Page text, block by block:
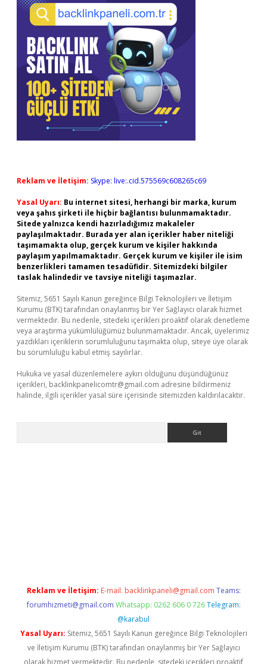
Reklam ve İletişim: Skype: live:.cid.575569c608265c69
Yasal Uyarı: Bu internet sitesi, herhangi bir marka, kurum
veya şahıs şirketi ile hiçbir bağlantısı bulunmamaktadır.
Sitede yalnızca kendi hazırladığımız makaleler
paylaşılmaktadır. Burada yer alan içerikler haber niteliği
taşımamakta olup, gerçek kurum ve kişiler hakkında
paylaşım yapılmamaktadır. Gerçek kurum ve kişiler ile isim
benzerlikleri tamamen tesadüfidir. Sitemizdeki bilgiler
taslak halindedir ve tavsiye niteliği taşımazlar.
Sitemiz, 5651 Sayılı Kanun gereğince Bilgi Teknolojileri ve İletişim
Kurumu (BTK) tarafından onaylanmış bir Yer Sağlayıcı olarak hizmet
vermektedir. Bu nedenle, sitedeki içerikleri proaktif olarak denetleme
veya araştırma yükümlülüğümüz bulunmamaktadır. Ancak, üyelerimiz
yazdıkları içeriklerin sorumluluğunu taşımakta olup, siteye üye olarak
bu sorumluluğu kabul etmiş sayılırlar.
Hukuka ve yasal düzenlemelere aykırı olduğunu düşündüğünüz
içerikleri, backlinkpanelicomtr@gmail.com adresine bildirmeniz
halinde, ilgili içerikler yasal süre içerisinde sitemizden kaldırılacaktır.
Reklam ve İletişim: E-mail: backlinkpaneli@gmail.com Teams:
forumhizmeti@gmail.com Whatsapp: 0262 606 0 726 Telegram:
@karabul
Yasal Uyarı: Sitemiz, 5651 Sayılı Kanun gereğince Bilgi Teknolojileri
ve İletişim Kurumu (BTK) tarafından onaylanmış bir Yer Sağlayıcı
olarak hizmet vermektedir. Bu nedenle, sitedeki içerikleri proaktif